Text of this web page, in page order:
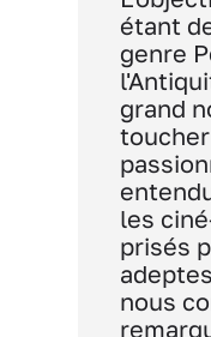
étant
genre
grand
les
prisés
nous